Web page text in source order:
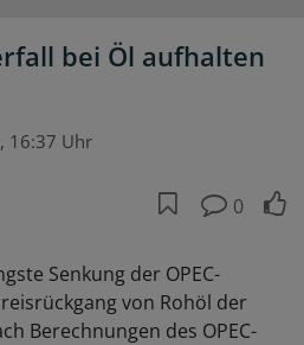
bei Öl aufhalten
16:37 Uhr
0
Senkung der OPEC-
von Rohöl der
Berechnungen des OPEC-